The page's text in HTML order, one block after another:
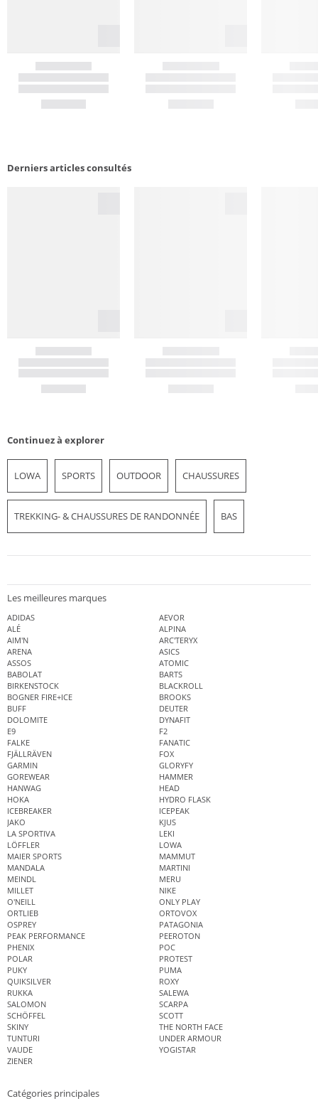
Derniers articles consultés
Continuez à explorer
LOWA SPORTS OUTDOOR CHAUSSURES
TREKKING- & CHAUSSURES DE RANDONNÉE BAS
Les meilleures marques
ADIDAS
AEVOR
ALÉ
ALPINA
AIM'N
ARC'TERYX
ARENA
ASICS
ASSOS
ATOMIC
BABOLAT
BARTS
BIRKENSTOCK
BLACKROLL
BOGNER FIRE+ICE
BROOKS
BUFF
DEUTER
DOLOMITE
DYNAFIT
E9
F2
FALKE
FANATIC
FJÄLLRÄVEN
FOX
GARMIN
GLORYFY
GOREWEAR
HAMMER
HANWAG
HEAD
HOKA
HYDRO FLASK
ICEBREAKER
ICEPEAK
JAKO
KJUS
LA SPORTIVA
LEKI
LÖFFLER
LOWA
MAIER SPORTS
MAMMUT
MANDALA
MARTINI
MEINDL
MERU
MILLET
NIKE
O'NEILL
ONLY PLAY
ORTLIEB
ORTOVOX
OSPREY
PATAGONIA
PEAK PERFORMANCE
PEEROTON
PHENIX
POC
POLAR
PROTEST
PUKY
PUMA
QUIKSILVER
ROXY
RUKKA
SALEWA
SALOMON
SCARPA
SCHÖFFEL
SCOTT
SKINY
THE NORTH FACE
TUNTURI
UNDER ARMOUR
VAUDE
YOGISTAR
ZIENER
Catégories principales